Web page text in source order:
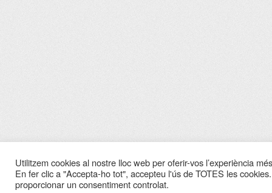
Utilitzem cookies al nostre lloc web per oferir-vos l’experiència
En fer clic a "Accepta-ho tot", accepteu l'ús de TOTES les
proporcionar un consentiment controlat.